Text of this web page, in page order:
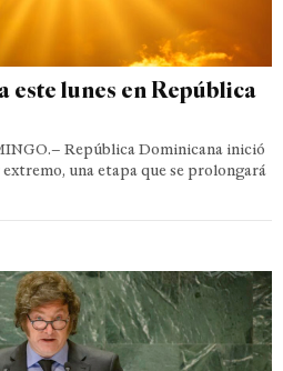
lunes en República
República Dominicana inició
una etapa que se prolongará